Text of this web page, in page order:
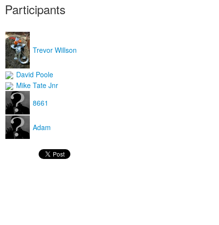
Participants
Trevor Willson
David Poole
Mike Tate Jnr
8661
Adam